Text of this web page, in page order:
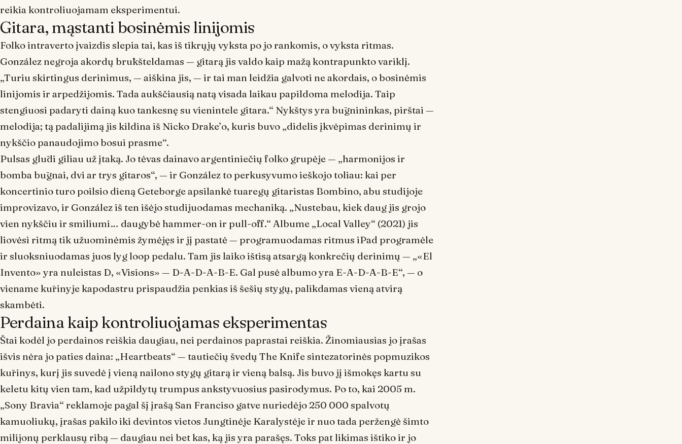
reikia kontroliuojamam eksperimentui.
Gitara, mąstanti bosinėmis linijomis
Folko intraverto įvaizdis slepia tai, kas iš tikrųjų vyksta po jo rankomis, o vyksta ritmas.
González negroja akordų brūkšteldamas — gitarą jis valdo kaip mažą kontrapunkto variklį.
„Turiu skirtingus derinimus, — aiškina jis, — ir tai man leidžia galvoti ne akordais, o bosinėmis
linijomis ir arpedžijomis. Tada aukščiausią natą visada laikau papildoma melodija. Taip
stengiuosi padaryti dainą kuo tankesnę su vienintele gitara.“ Nykštys yra būgnininkas, pirštai —
melodija; tą padalijimą jis kildina iš Nicko Drake’o, kuris buvo „didelis įkvėpimas derinimų ir
nykščio panaudojimo bosui prasme“.
Pulsas glūdi giliau už įtaką. Jo tėvas dainavo argentiniečių folko grupėje — „harmonijos ir
bomba būgnai, dvi ar trys gitaros“, — ir González to perkusyvumo ieškojo toliau: kai per
koncertinio turo poilsio dieną Geteborge apsilankė tuaregų gitaristas Bombino, abu studijoje
improvizavo, ir González iš ten išėjo studijuodamas mechaniką. „Nustebau, kiek daug jis grojo
vien nykščiu ir smiliumi… daugybė hammer-on ir pull-off.“ Albume „Local Valley“ (2021) jis
liovėsi ritmą tik užuominėmis žymėjęs ir jį pastatė — programuodamas ritmus iPad programėle
ir sluoksniuodamas juos lyg loop pedalu. Tam jis laiko ištisą atsargą konkrečių derinimų — „«El
Invento» yra nuleistas D, «Visions» — D-A-D-A-B-E. Gal pusė albumo yra E-A-D-A-B-E“, — o
viename kūrinyje kapodastru prispaudžia penkias iš šešių stygų, palikdamas vieną atvirą
skambėti.
Perdaina kaip kontroliuojamas eksperimentas
Štai kodėl jo perdainos reiškia daugiau, nei perdainos paprastai reiškia. Žinomiausias jo įrašas
išvis nėra jo paties daina: „Heartbeats“ — tautiečių švedų The Knife sintezatorinės popmuzikos
kūrinys, kurį jis suvedė į vieną nailono stygų gitarą ir vieną balsą. Jis buvo jį išmokęs kartu su
keletu kitų vien tam, kad užpildytų trumpus ankstyvuosius pasirodymus. Po to, kai 2005 m.
„Sony Bravia“ reklamoje pagal šį įrašą San Franciso gatve nuriedėjo 250 000 spalvotų
kamuoliukų, įrašas pakilo iki devintos vietos Jungtinėje Karalystėje ir nuo tada peržengė šimto
milijonų perklausų ribą — daugiau nei bet kas, ką jis yra parašęs. Toks pat likimas ištiko ir jo